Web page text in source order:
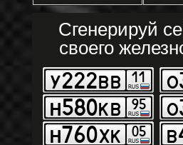
Сгенерируй
своего